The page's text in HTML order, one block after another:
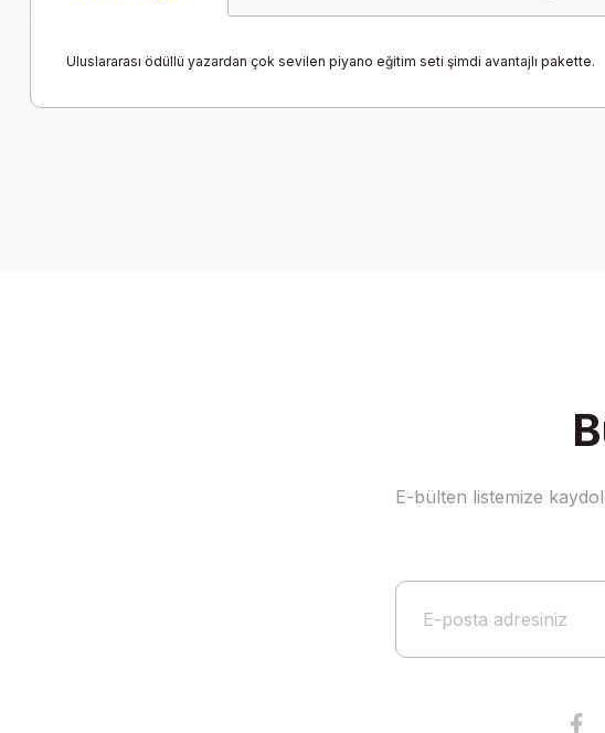
Uluslararası ödüllü yazardan çok sevilen piyano eğitim seti şimdi avantajlı pakette.
E-bülten listemize